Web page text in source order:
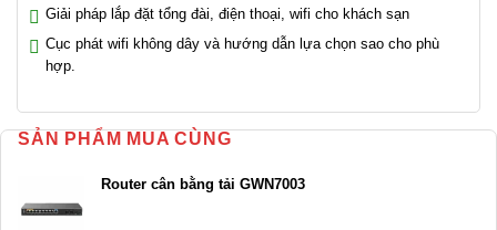
Giải pháp lắp đặt tổng đài, điện thoại, wifi cho khách sạn
Cục phát wifi không dây và hướng dẫn lựa chọn sao cho phù
hợp.
SẢN PHẨM MUA CÙNG
Router cân bằng tải GWN7003